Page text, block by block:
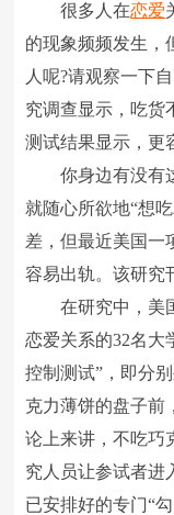
很多人在恋爱
的现象频频发生，
人呢?请观察一下
究调查显示，吃货
测试结果显示，更
你身边有没有这
就随心所欲地“想
差，但最近美国一
容易出轨。该研究
在研究中，美
恋爱关系的32名大
控制测试”，即分
克力薄饼的盘子前
论上来讲，不吃巧
究人员让参试者进
已安排好的专门“